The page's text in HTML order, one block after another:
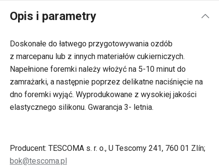
Opis i parametry
Doskonałe do łatwego przygotowywania ozdób
z marcepanu lub z innych materiałów cukierniczych.
Napełnione foremki należy włożyć na 5-10 minut do
zamrażarki, a następnie poprzez delikatne naciśnięcie na
dno foremki wyjąć. Wyprodukowane z wysokiej jakości
elastycznego silikonu. Gwarancja 3- letnia.
Producent: TESCOMA s. r. o., U Tescomy 241, 760 01 Zlín;
bok@tescoma.pl